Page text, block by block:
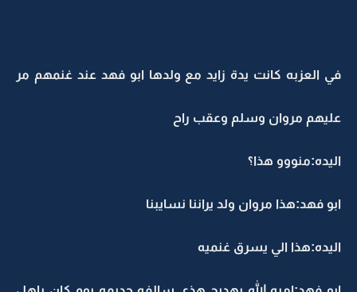
في العزبه كانت يدة زايد مع ولدها ابو فهد عند غنمهم مر
عليهم مروان وسلم وعقب راح
اليده:منووو هذا؟
ابو فهد:هذا مروان ولد يراننا نسايبنا
اليده:هذا الي يسرق غنميه